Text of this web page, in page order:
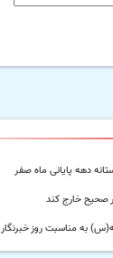
دهه پایانی ماه صفر
صحیح خارج کند
به مناسبت روز خبرنگار